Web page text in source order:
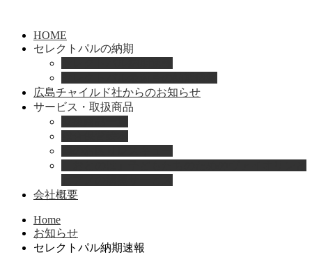
HOME
セレクトパルの納期
広島チャイルド社からのお知らせ
サービス・取扱商品
会社概要
Home
お知らせ
セレクトパル納期速報